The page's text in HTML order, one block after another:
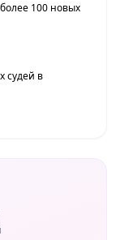
100 новых
судей в